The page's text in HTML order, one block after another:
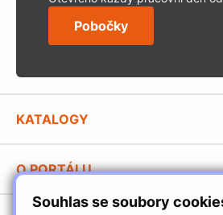
Souhlas se soubory
Pobočky
KATALOGY
Stavební katalog Häfele
Brožury Häfele
O PORTÁLU
Provozovatel portálu